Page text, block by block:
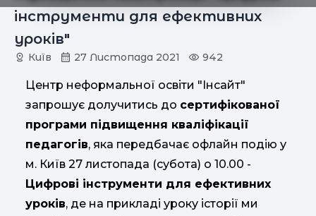
інструменти для ефективних
уроків"
Київ 27 Листопада 2021 942
Центр неформальної освіти "Інсайт"
запрошує долучитись до сертифікованої
програми підвищення кваліфікації
педагогів, яка передбачає офлайн подію у
м. Київ 27 листопада (субота) о 10.00 -
Цифрові інструменти для ефективних
уроків, де на прикладі уроку історії ми